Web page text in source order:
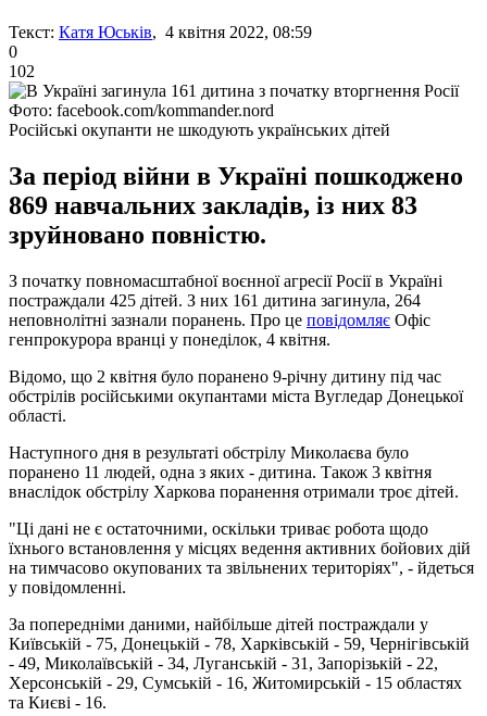
Текст: Катя Юськів, 4 квітня 2022, 08:59
0
102
Фото: facebook.com/kommander.nord
Російські окупанти не шкодують українських дітей
За період війни в Україні пошкоджено
869 навчальних закладів, із них 83
зруйновано повністю.
З початку повномасштабної воєнної агресії Росії в Україні
постраждали 425 дітей. З них 161 дитина загинула, 264
неповнолітні зазнали поранень. Про це повідомляє Офіс
генпрокурора вранці у понеділок, 4 квітня.
Відомо, що 2 квітня було поранено 9-річну дитину під час
обстрілів російськими окупантами міста Вугледар Донецької
області.
Наступного дня в результаті обстрілу Миколаєва було
поранено 11 людей, одна з яких - дитина. Також 3 квітня
внаслідок обстрілу Харкова поранення отримали троє дітей.
"Ці дані не є остаточними, оскільки триває робота щодо
їхнього встановлення у місцях ведення активних бойових дій
на тимчасово окупованих та звільнених територіях", - йдеться
у повідомленні.
За попередніми даними, найбільше дітей постраждали у
Київській - 75, Донецькій - 78, Харківській - 59, Чернігівській
- 49, Миколаївській - 34, Луганській - 31, Запорізькій - 22,
Херсонській - 29, Сумській - 16, Житомирській - 15 областях
та Києві - 16.